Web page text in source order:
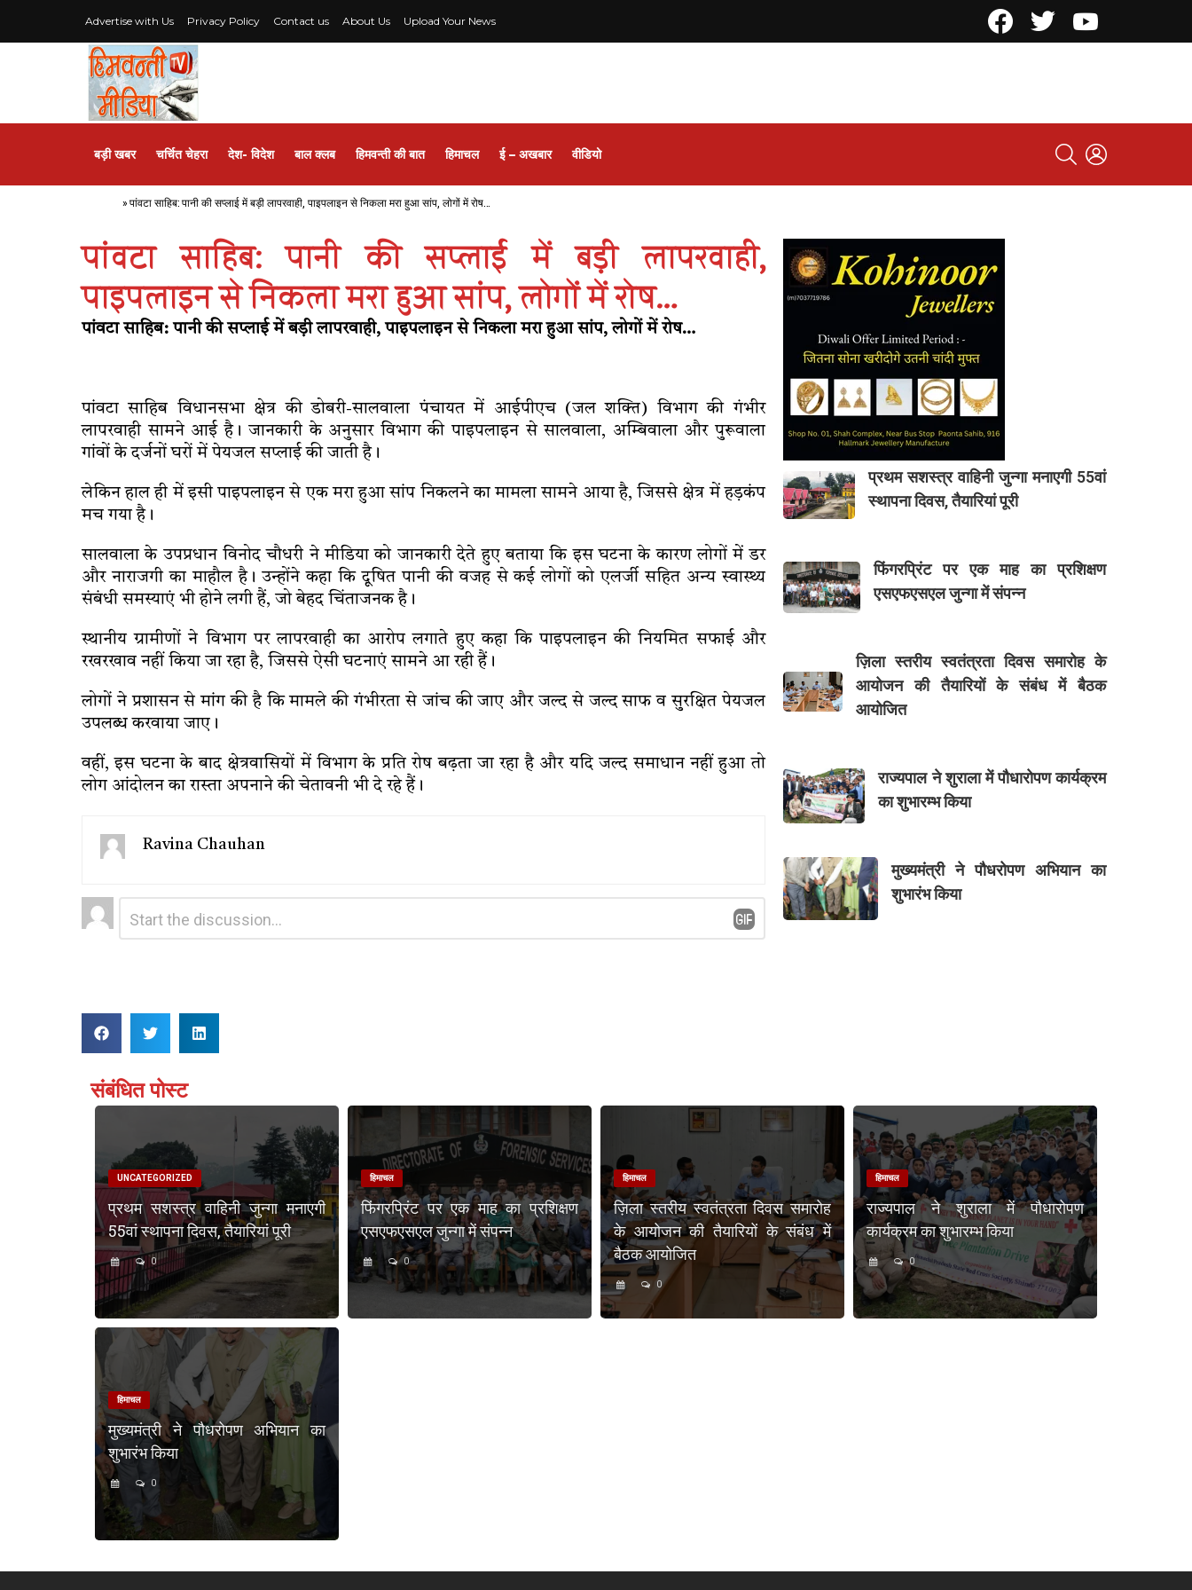
Advertise with Us Privacy Policy Contact us About Us Upload Your News
बड़ी खबर चर्चित चेहरा देश- विदेश बाल क्लब हिमवन्ती की बात हिमाचल ई – अखबार वीडियो
SEARCH
» पांवटा साहिब: पानी की सप्लाई में बड़ी लापरवाही, पाइपलाइन से निकला मरा हुआ सांप, लोगों में रोष…
पांवटा साहिब: पानी की सप्लाई में बड़ी लापरवाही,
पाइपलाइन से निकला मरा हुआ सांप, लोगों में रोष…
पांवटा साहिब: पानी की सप्लाई में बड़ी लापरवाही, पाइपलाइन से निकला मरा हुआ सांप, लोगों में रोष…
पांवटा साहिब विधानसभा क्षेत्र की डोबरी-सालवाला पंचायत में आईपीएच (जल शक्ति) विभाग की गंभीर
लापरवाही सामने आई है। जानकारी के अनुसार विभाग की पाइपलाइन से सालवाला, अम्बिवाला और पुरूवाला
गांवों के दर्जनों घरों में पेयजल सप्लाई की जाती है।
लेकिन हाल ही में इसी पाइपलाइन से एक मरा हुआ सांप निकलने का मामला सामने आया है, जिससे क्षेत्र में हड़कंप
मच गया है।
सालवाला के उपप्रधान विनोद चौधरी ने मीडिया को जानकारी देते हुए बताया कि इस घटना के कारण लोगों में डर
और नाराजगी का माहौल है। उन्होंने कहा कि दूषित पानी की वजह से कई लोगों को एलर्जी सहित अन्य स्वास्थ्य
संबंधी समस्याएं भी होने लगी हैं, जो बेहद चिंताजनक है।
स्थानीय ग्रामीणों ने विभाग पर लापरवाही का आरोप लगाते हुए कहा कि पाइपलाइन की नियमित सफाई और
रखरखाव नहीं किया जा रहा है, जिससे ऐसी घटनाएं सामने आ रही हैं।
लोगों ने प्रशासन से मांग की है कि मामले की गंभीरता से जांच की जाए और जल्द से जल्द साफ व सुरक्षित पेयजल
उपलब्ध करवाया जाए।
वहीं, इस घटना के बाद क्षेत्रवासियों में विभाग के प्रति रोष बढ़ता जा रहा है और यदि जल्द समाधान नहीं हुआ तो
लोग आंदोलन का रास्ता अपनाने की चेतावनी भी दे रहे हैं।
Ravina Chauhan
Leave
a
प्रथम सशस्त्र वाहिनी जुन्गा मनाएगी 55वां
स्थापना दिवस, तैयारियां पूरी
फिंगरप्रिंट पर एक माह का प्रशिक्षण
एसएफएसएल जुन्गा में संपन्न
ज़िला स्तरीय स्वतंत्रता दिवस समारोह के
आयोजन की तैयारियों के संबंध में बैठक
आयोजित
राज्यपाल ने शुराला में पौधारोपण कार्यक्रम
का शुभारम्भ किया
मुख्यमंत्री ने पौधरोपण अभियान का
शुभारंभ किया
संबंधित पोस्ट
UNCATEGORIZED
प्रथम सशस्त्र वाहिनी जुन्गा मनाएगी
55वां स्थापना दिवस, तैयारियां पूरी
0
हिमाचल
फिंगरप्रिंट पर एक माह का प्रशिक्षण
एसएफएसएल जुन्गा में संपन्न
0
हिमाचल
ज़िला स्तरीय स्वतंत्रता दिवस समारोह
के आयोजन की तैयारियों के संबंध में
बैठक आयोजित
0
हिमाचल
राज्यपाल ने शुराला में पौधारोपण
कार्यक्रम का शुभारम्भ किया
0
हिमाचल
मुख्यमंत्री ने पौधरोपण अभियान का
शुभारंभ किया
0